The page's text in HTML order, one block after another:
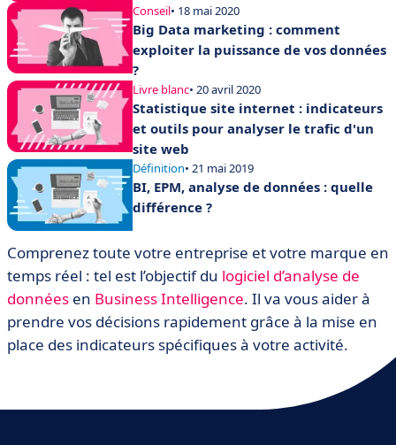
Conseil• 18 mai 2020
Big Data marketing : comment
exploiter la puissance de vos données
?
Livre blanc• 20 avril 2020
Statistique site internet : indicateurs
et outils pour analyser le trafic d'un
site web
Définition• 21 mai 2019
BI, EPM, analyse de données : quelle
différence ?
Comprenez toute votre entreprise et votre marque en
temps réel : tel est l’objectif du logiciel d’analyse de
données en Business Intelligence. Il va vous aider à
prendre vos décisions rapidement grâce à la mise en
place des indicateurs spécifiques à votre activité.